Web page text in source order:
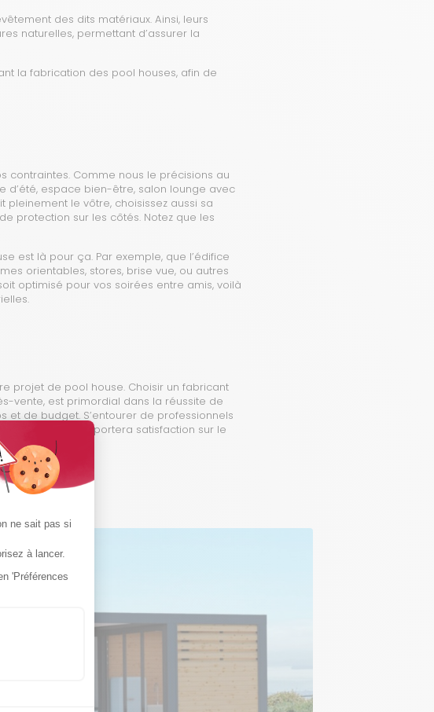
des dits matériaux. Ainsi, leurs
naturelles, permettant d’assurer la
la fabrication des pool houses, afin de
contraintes. Comme nous le précisions au
d’été, espace bien-être, salon lounge avec
le vôtre, choisissez aussi sa
protection sur les côtés. Notez que les
est là pour ça. Par exemple, que l’édifice
orientables, stores, brise vue, ou autres
optimisé pour vos soirées entre amis, voilà
projet de pool house. Choisir un fabricant
vente, est primordial dans la réussite de
de budget. S’entourer de professionnels
et vous apportera satisfaction sur le